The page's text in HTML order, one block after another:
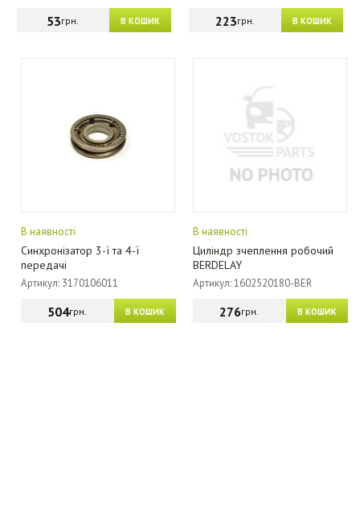
В КОШИК
53грн. В КОШИК
223грн.
В наявності
Синхронізатор 3-ї та 4-ї
передачі
Артикул: 3170106011
В КОШИК
504грн.
В наявності
Циліндр зчеплення робочий
BERDELAY
Артикул: 1602520180-BER
В КОШИК
276грн.